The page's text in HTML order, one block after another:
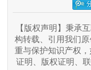
【版权声明】秉承
构转载、引用我们
重与保护知识产权
证明、版权证明、